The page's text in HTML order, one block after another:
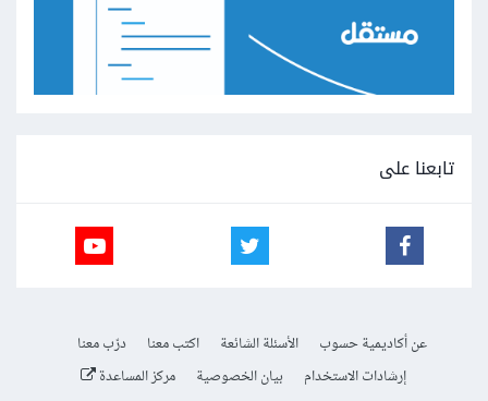
تابعنا على
عن أكاديمية حسوب الأسئلة الشائعة اكتب معنا
درّب معنا
إرشادات الاستخدام
بيان الخصوصية مركز المساعدة